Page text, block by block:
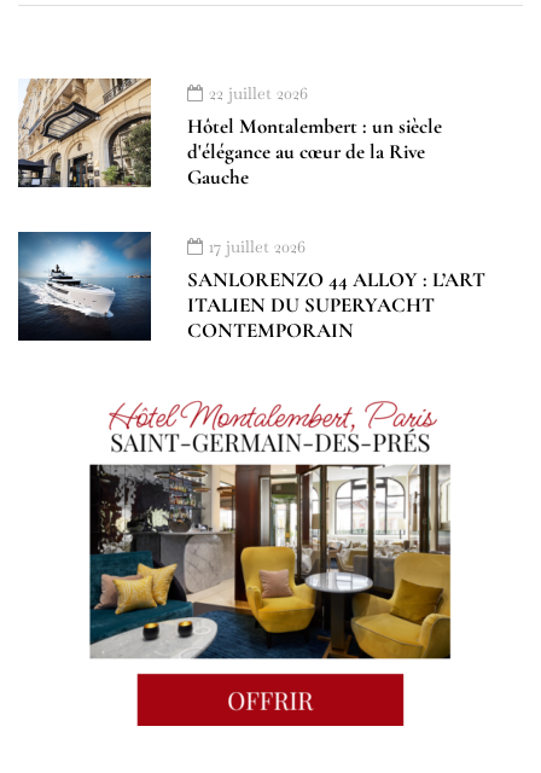
22 juillet 2026
Hôtel Montalembert : un siècle
d'élégance au cœur de la Rive
Gauche
17 juillet 2026
SANLORENZO 44 ALLOY : L’ART
ITALIEN DU SUPERYACHT
CONTEMPORAIN